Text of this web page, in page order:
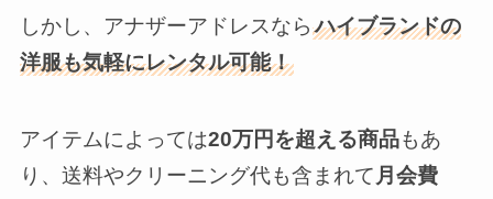
しかし、アナザーアドレスなら ハイブランドの
洋服も気軽にレンタル可能！
アイテムによっては20万円を超える商品もあ
り、送料やクリーニング代も含まれて月会費